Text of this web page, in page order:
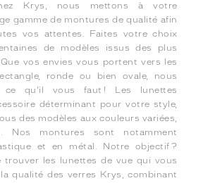
Krys, nous mettons à votre
gamme de montures de qualité afin
vos attentes. Faites votre choix
de modèles issus des plus
vos envies vous portent vers les
ronde ou bien ovale, nous
ce qu’il vous faut ! Les lunettes
déterminant pour votre style,
des modèles aux couleurs variées,
montures sont notamment
et en métal. Notre objectif ?
trouver les lunettes de vue qui vous
qualité des verres Krys, combinant